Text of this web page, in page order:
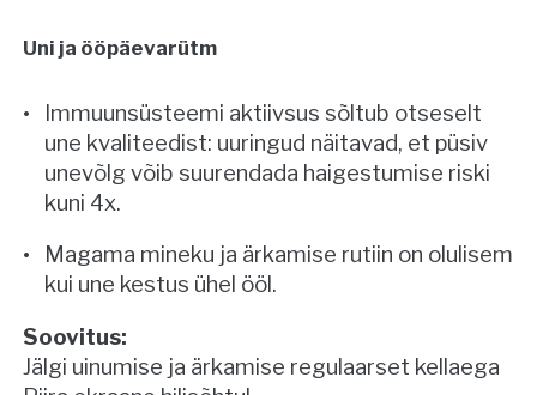
Uni ja ööpäevarütm
Immuunsüsteemi aktiivsus sõltub otseselt
une kvaliteedist: uuringud näitavad, et püsiv
unevõlg võib suurendada haigestumise riski
kuni 4x.
Magama mineku ja ärkamise rutiin on olulisem
kui une kestus ühel ööl.
Soovitus:
Jälgi uinumise ja ärkamise regulaarset kellaega